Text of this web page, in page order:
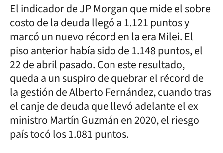
El indicador de JP Morgan que mide el sobre
costo de la deuda llegó a 1.121 puntos y
marcó un nuevo récord en la era Milei. El
piso anterior había sido de 1.148 puntos, el
22 de abril pasado. Con este resultado,
queda a un suspiro de quebrar el récord de
la gestión de Alberto Fernández, cuando tras
el canje de deuda que llevó adelante el ex
ministro Martín Guzmán en 2020, el riesgo
país tocó los 1.081 puntos.